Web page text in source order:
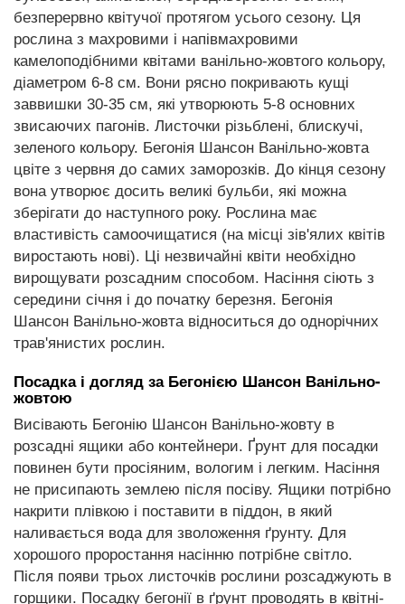
безперервно квітучої протягом усього сезону. Ця
рослина з махровими і напівмахровими
камелоподібними квітами ванільно-жовтого кольору,
діаметром 6-8 см. Вони рясно покривають кущі
заввишки 30-35 см, які утворюють 5-8 основних
звисаючих пагонів. Листочки різьблені, блискучі,
зеленого кольору. Бегонія Шансон Ванільно-жовта
цвіте з червня до самих заморозків. До кінця сезону
вона утворює досить великі бульби, які можна
зберігати до наступного року. Рослина має
властивість самоочищатися (на місці зів'ялих квітів
виростають нові). Ці незвичайні квіти необхідно
вирощувати розсадним способом. Насіння сіють з
середини січня і до початку березня. Бегонія
Шансон Ванільно-жовта відноситься до однорічних
трав'янистих рослин.
Посадка і догляд за Бегонією Шансон Ванільно-
жовтою
Висівають Бегонію Шансон Ванільно-жовту в
розсадні ящики або контейнери. Ґрунт для посадки
повинен бути просіяним, вологим і легким. Насіння
не присипають землею після посіву. Ящики потрібно
накрити плівкою і поставити в піддон, в який
наливається вода для зволоження ґрунту. Для
хорошого проростання насінню потрібне світло.
Після появи трьох листочків рослини розсаджують в
горщики. Посадку бегонії в ґрунт проводять в квітні-